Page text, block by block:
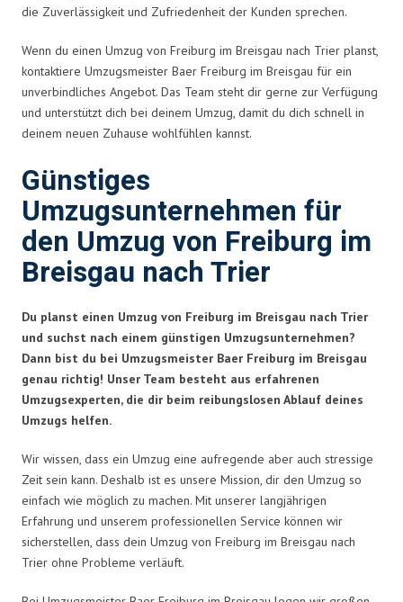
die Zuverlässigkeit und Zufriedenheit der Kunden sprechen.
Wenn du einen Umzug von Freiburg im Breisgau nach Trier planst,
kontaktiere Umzugsmeister Baer Freiburg im Breisgau für ein
unverbindliches Angebot. Das Team steht dir gerne zur Verfügung
und unterstützt dich bei deinem Umzug, damit du dich schnell in
deinem neuen Zuhause wohlfühlen kannst.
Günstiges
Umzugsunternehmen für
den Umzug von Freiburg im
Breisgau nach Trier
Du planst einen Umzug von Freiburg im Breisgau nach Trier
und suchst nach einem günstigen Umzugsunternehmen?
Dann bist du bei Umzugsmeister Baer Freiburg im Breisgau
genau richtig! Unser Team besteht aus erfahrenen
Umzugsexperten, die dir beim reibungslosen Ablauf deines
Umzugs helfen.
Wir wissen, dass ein Umzug eine aufregende aber auch stressige
Zeit sein kann. Deshalb ist es unsere Mission, dir den Umzug so
einfach wie möglich zu machen. Mit unserer langjährigen
Erfahrung und unserem professionellen Service können wir
sicherstellen, dass dein Umzug von Freiburg im Breisgau nach
Trier ohne Probleme verläuft.